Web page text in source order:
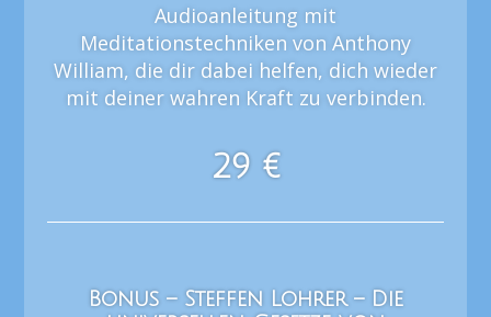
Audioanleitung mit
Meditationstechniken von Anthony
William, die dir dabei helfen, dich wieder
mit deiner wahren Kraft zu verbinden.​
29 €
Bonus – Steffen Lohrer – Die